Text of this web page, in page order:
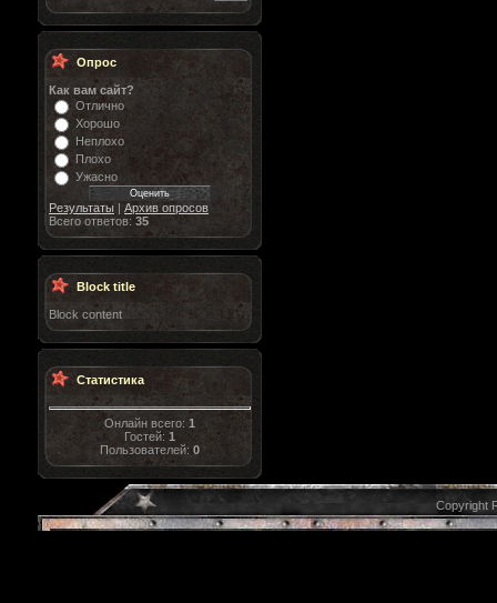
Опрос
Как вам сайт?
Отлично
Хорошо
Неплохо
Плохо
Ужасно
Результаты | Архив опросов
Всего ответов: 35
Block title
Block content
Статистика
Онлайн всего: 1
Гостей: 1
Пользователей: 0
Copyright